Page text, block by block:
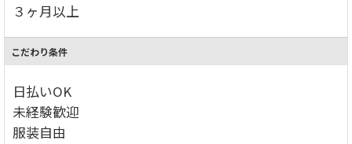
３ヶ月以上
こだわり条件
日払いOK
未経験歓迎
服装自由